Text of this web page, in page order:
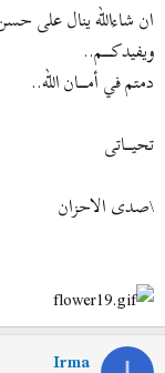
ان شاءالله ينال على
ويفيدكــــــــم..
دمتم في أمـــــــان الله..
تحيــــــاتى
\صدى الاحزان
Irma